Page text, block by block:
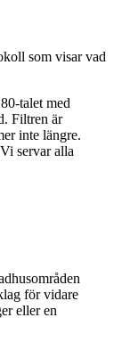
som visar vad
talet med
Filtren är
inte längre.
servar alla
för vidare
eller en